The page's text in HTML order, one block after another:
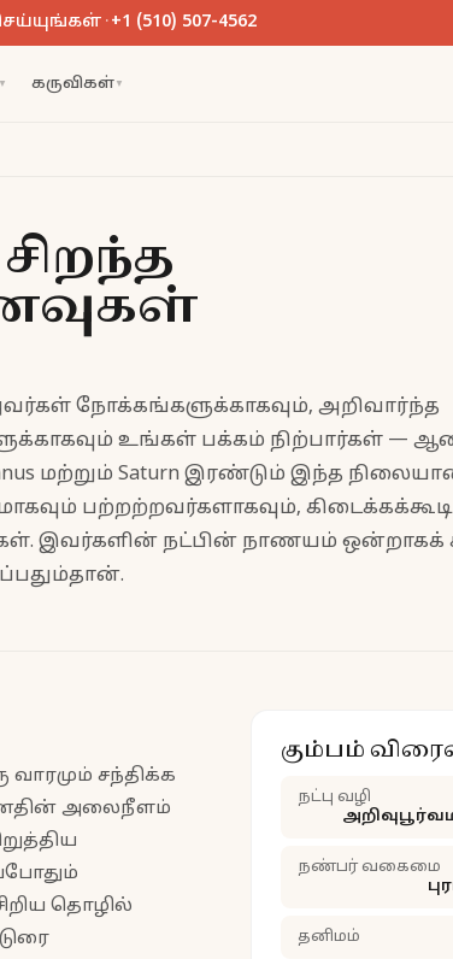
· +1 (510) 507-4562
▼ கருவிகள் ▼
நோக்கங்களுக்காகவும், அறிவார்ந்த
உங்கள் பக்கம் நிற்பார்கள் —
மற்றும் Saturn இரண்டும் இந்த
பற்றற்றவர்களாகவும்,
இவர்களின் நட்பின் நாணயம் ஒன்றாகக்
சந்திக்க
அலைநீளம்
தொழில்
கும்பம்
நட்பு வழி
நண்பர் வகைமை
தனிமம்